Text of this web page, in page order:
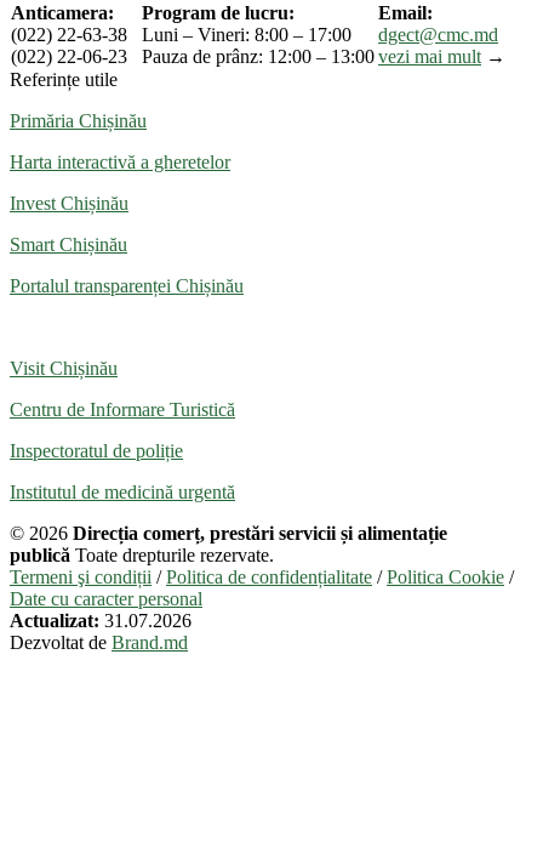
Anticamera:
(022) 22-63-38
(022) 22-06-23
Program de lucru:
Luni – Vineri: 8:00 – 17:00
Pauza de prânz: 12:00 – 13:00
Email:
dgect@cmc.md
vezi mai mult →
Referințe utile
Primăria Chișinău
Harta interactivă a gheretelor
Invest Chișinău
Smart Chișinău
Portalul transparenței Chișinău
Visit Chișinău
Centru de Informare Turistică
Inspectoratul de poliție
Institutul de medicină urgentă
© 2026 Direcția comerț, prestări servicii și alimentație
publică Toate drepturile rezervate.
Termeni şi condiții /Politica de confidențialitate /Politica Cookie /
Date cu caracter personal
Actualizat: 31.07.2026
Dezvoltat de Brand.md